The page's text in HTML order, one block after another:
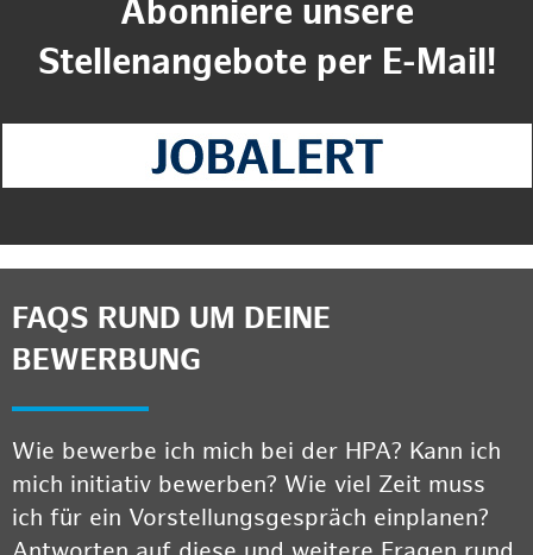
Abonniere unsere
Stellenangebote per E-Mail!
FAQS RUND UM DEINE
BEWERBUNG
Wie bewerbe ich mich bei der HPA? Kann ich
mich initiativ bewerben? Wie viel Zeit muss
ich für ein Vorstellungsgespräch einplanen?